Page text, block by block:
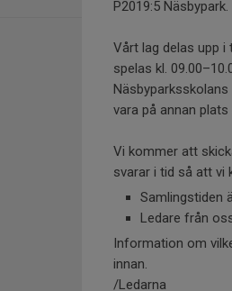
P2019:5 Näsbypark.
Vårt lag delas upp i
spelas kl.
vara på annan
Vi kommer att
svarar i tid så att vi
Samlingstiden
Ledare från
Information om
innan.
/Ledarna